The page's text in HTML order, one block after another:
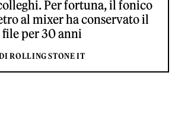
Per fortuna, il fonico
al mixer ha conservato il
file per 30 anni
ROLLING STONE IT